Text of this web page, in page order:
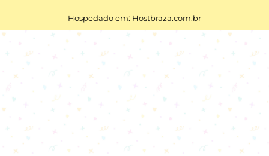
Hospedado em: Hostbraza.com.br